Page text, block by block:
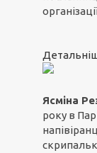
Ясміна
року в